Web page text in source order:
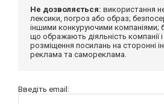
Не дозволяється: використання
лексики, погроз або образ;
іншими конкуруючими компаніями;
що ображають діяльність компанії і
розміщення посилань на сторонні
реклама та самореклама.
Введіть email: